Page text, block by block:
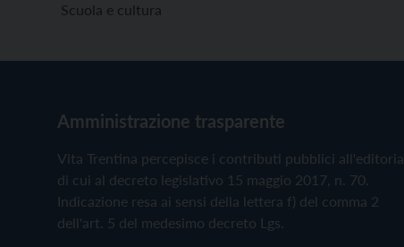
Scuola e cultura
Amministrazione trasparente
Vita Trentina percepisce i contributi pubblici all'editoria
di cui al decreto legislativo 15 maggio 2017, n. 70.
Indicazione resa ai sensi della lettera f) del comma 2
dell'art. 5 del medesimo decreto Lgs.